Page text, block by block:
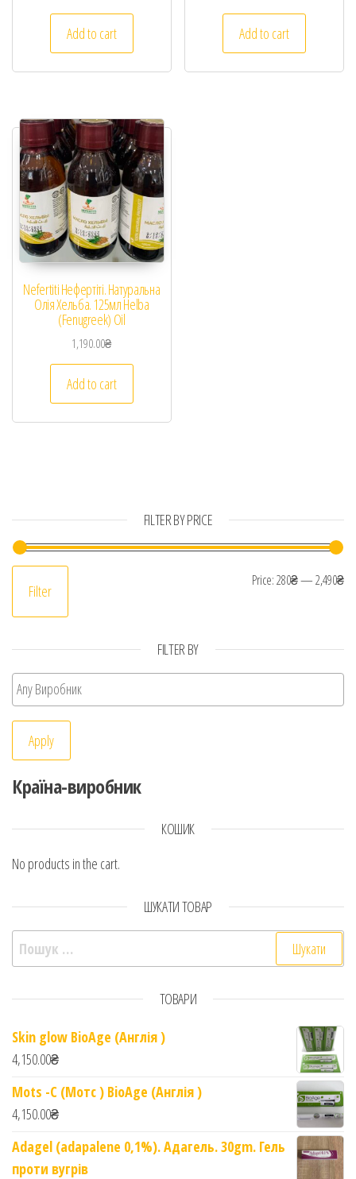
Add to cart Add to cart
Nefertiti Нефертіті. Натуральна
Олія Хельба. 125мл Helba
(Fenugreek) Oil
1,190.00₴
Add to cart
FILTER BY PRICE
Filter
Price:280₴—2,490₴
FILTER BY
Apply
Країна-виробник
КОШИК
No products in the cart.
ШУКАТИ ТОВАР
Пошук:
ТОВАРИ
Skin glow BioAge (Англія )
4,150.00₴
Mots -C (Мотс ) BioAge (Англія )
4,150.00₴
Adagel (adapalene 0,1%). Адагель. 30gm. Гель
проти вугрів